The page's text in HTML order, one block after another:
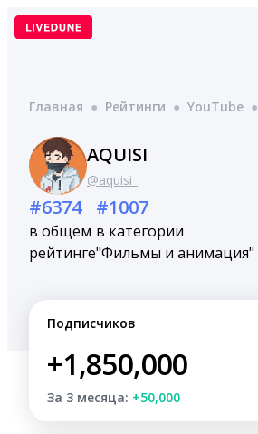
Перейти
Главная ● Рейтинги ● YouTube ●
AQUISI
@aquisi_
#6374
в общем
рейтинге
#1007
в категории
"Фильмы и анимация"
Подписчиков
+1,850,000
За 3 месяца: +50,000